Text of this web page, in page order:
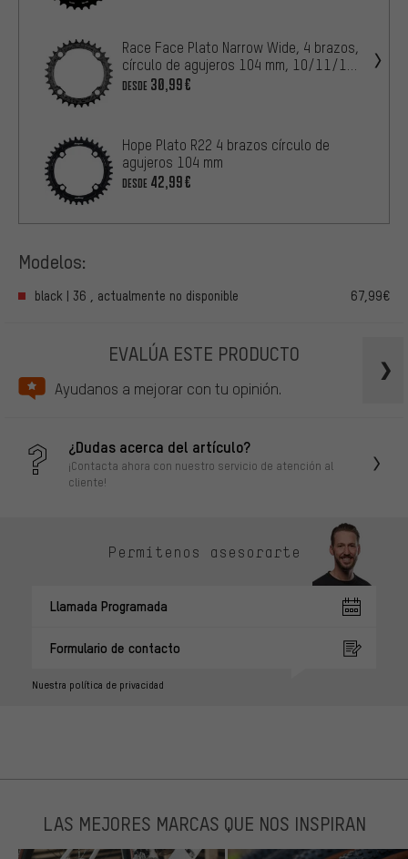
Race Face Plato Narrow Wide, 4 brazos,
círculo de agujeros 104 mm, 10/11/12
vel.
DESDE 30,99€
Hope Plato R22 4 brazos círculo de
agujeros 104 mm
DESDE 42,99€
Modelos:
black | 36 , actualmente no disponible 67,99€
EVALÚA ESTE PRODUCTO
Ayudanos a mejorar con tu opinión.
¿Dudas acerca del artículo?
¡Contacta ahora con nuestro servicio de atención al
cliente!
Permítenos asesorarte
Llamada Programada
Formulario de contacto
Nuestra política de privacidad
LAS MEJORES MARCAS QUE NOS INSPIRAN